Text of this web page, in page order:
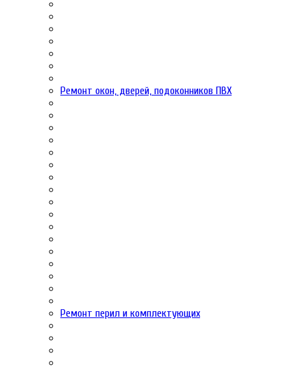
Ремонт окон, дверей, подоконников ПВХ
Ремонт перил и комплектующих